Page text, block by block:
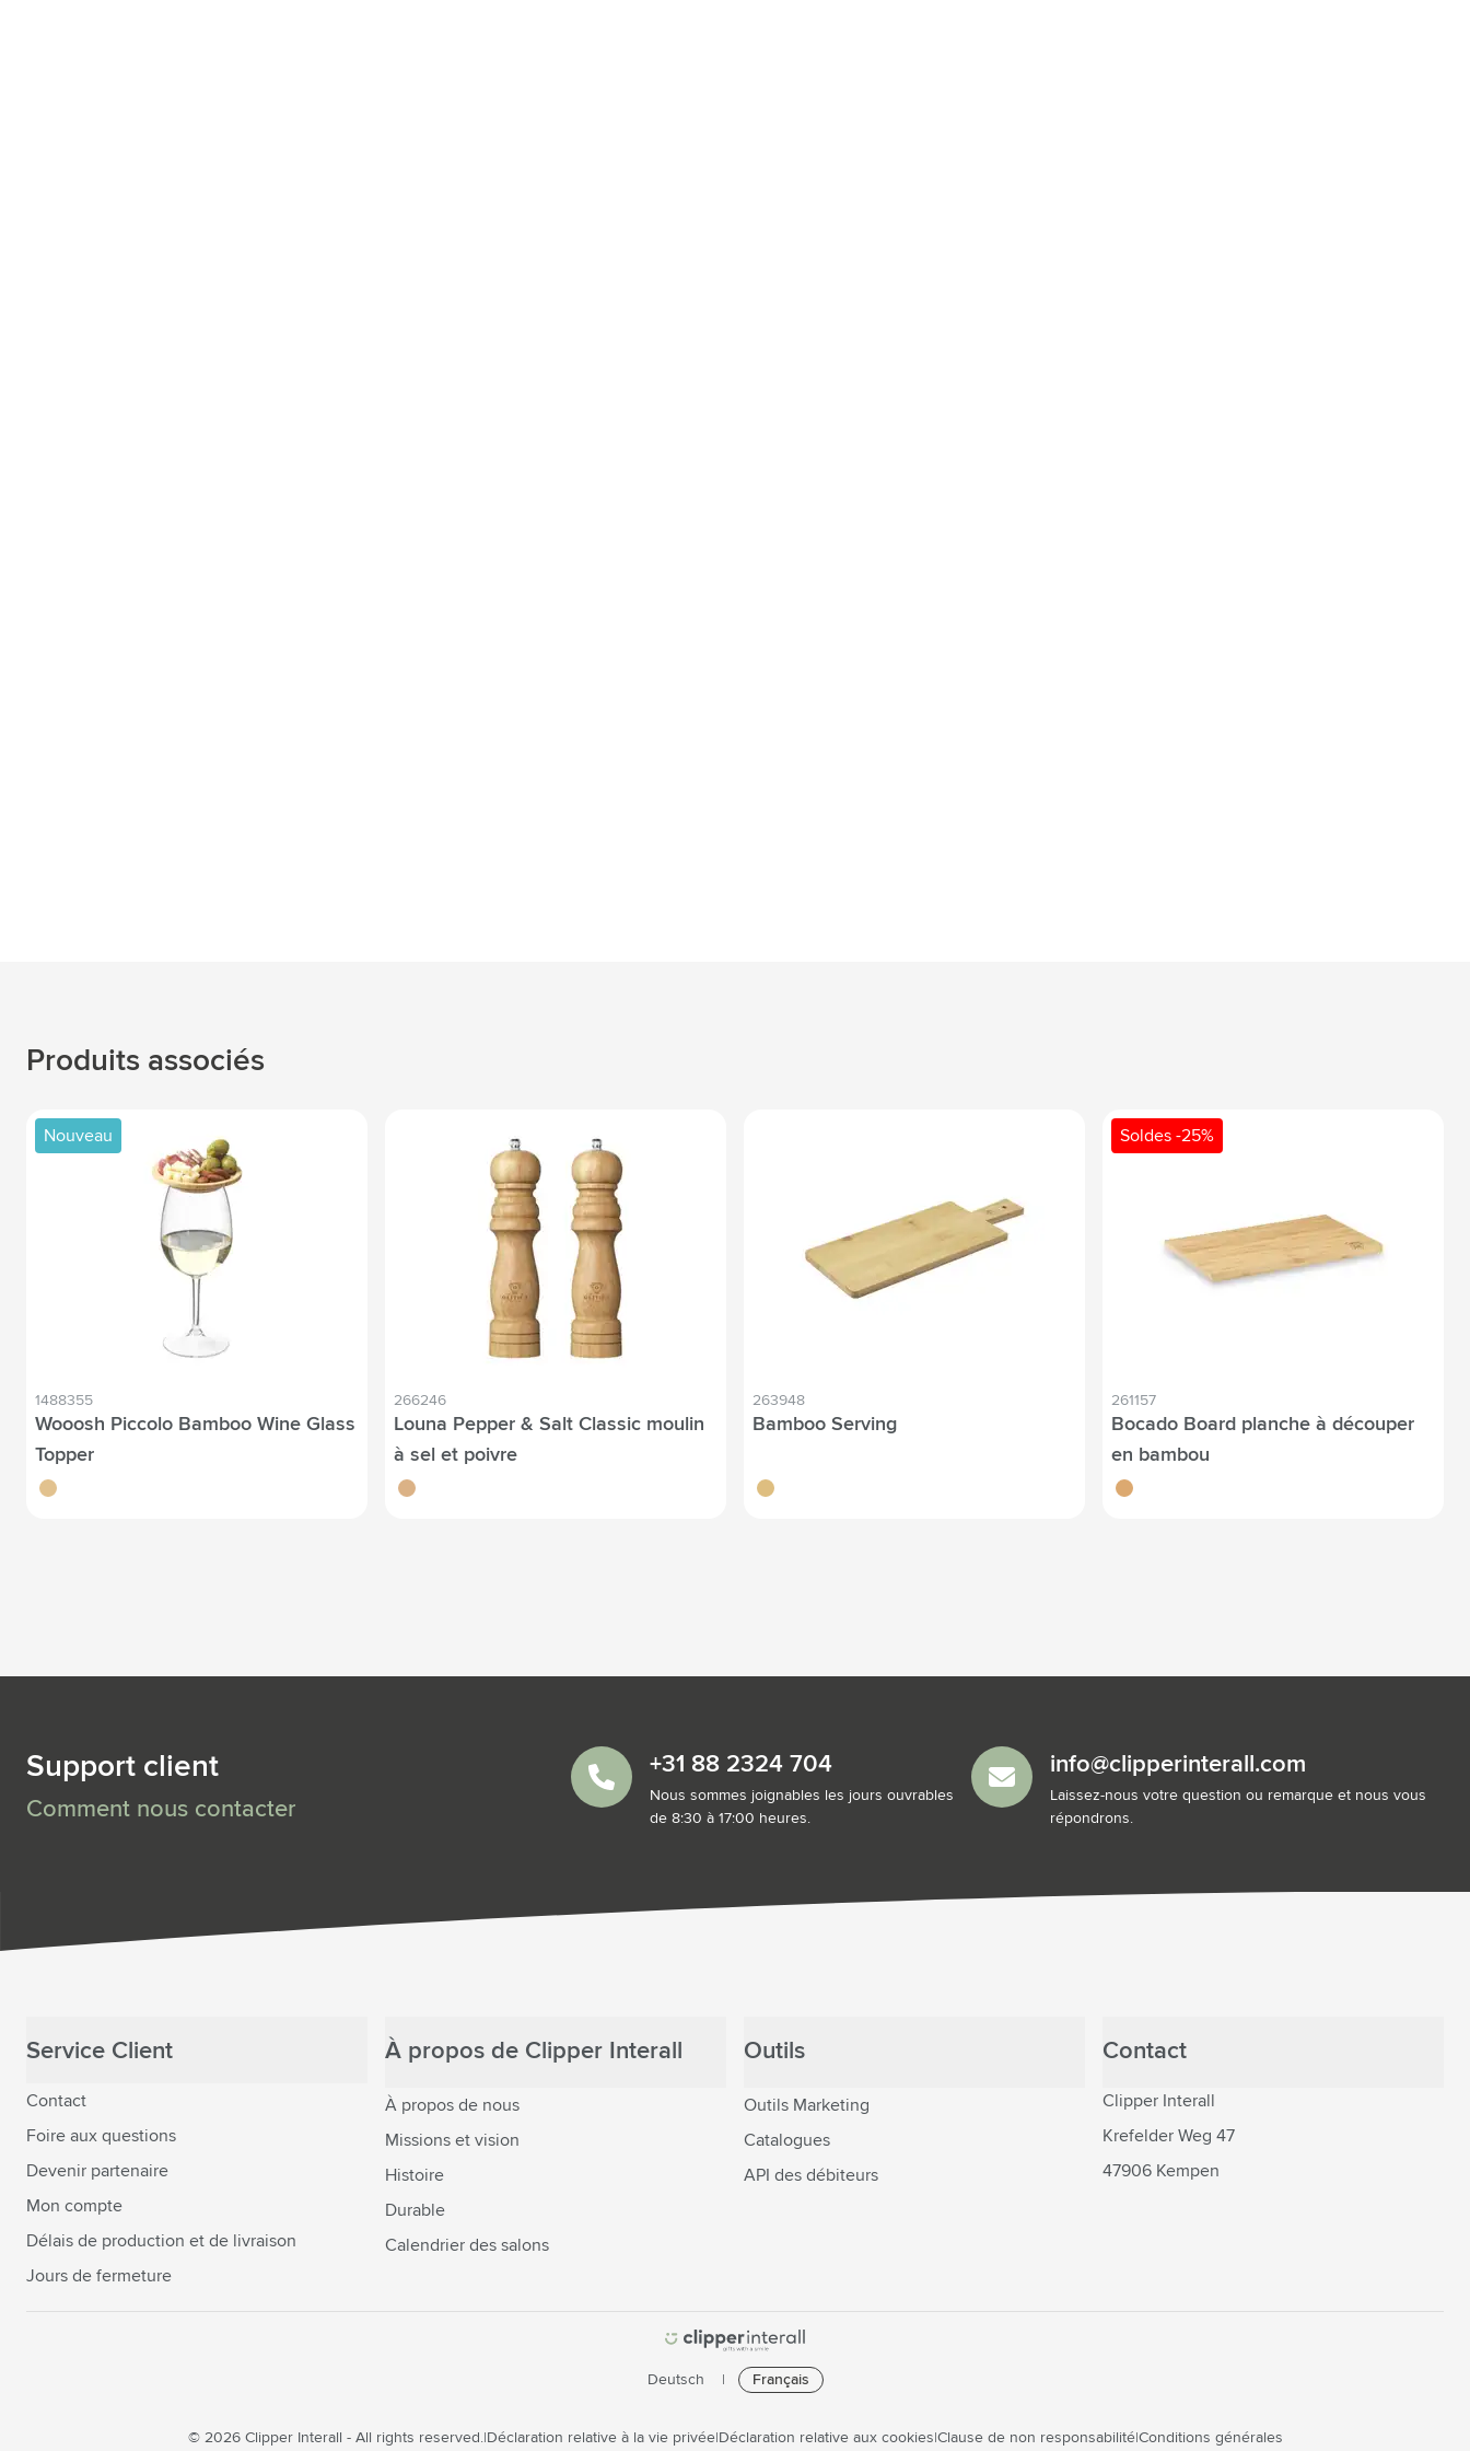
Produits associés
Nouveau
1488355
Wooosh Piccolo Bamboo Wine Glass
Topper
brun bois
266246
Louna Pepper & Salt Classic moulin
à sel et poivre
brun bois
263948
Bamboo Serving
brun bois
Soldes -25%
261157
Bocado Board planche à découper
en bambou
bambou
Support client
Comment nous contacter
+31 88 2324 704
Nous sommes joignables les jours ouvrables
de 8:30 à 17:00 heures.
info@clipperinterall.com
Laissez-nous votre question ou remarque et nous vous
répondrons.
Service Client
Contact
Foire aux questions
Devenir partenaire
Mon compte
Délais de production et de livraison
Jours de fermeture
À propos de Clipper Interall
À propos de nous
Missions et vision
Histoire
Durable
Calendrier des salons
Outils
Outils Marketing
Catalogues
API des débiteurs
Contact
Clipper Interall
Krefelder Weg 47
47906 Kempen
Deutsch Français
© 2026 Clipper Interall - All rights reserved. Déclaration relative à la vie privée Déclaration relative aux cookies Clause de non responsabilité Conditions générales